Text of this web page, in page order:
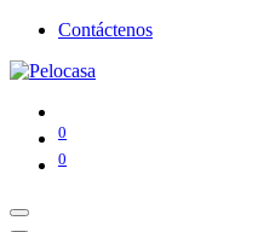
Contáctenos
0
0